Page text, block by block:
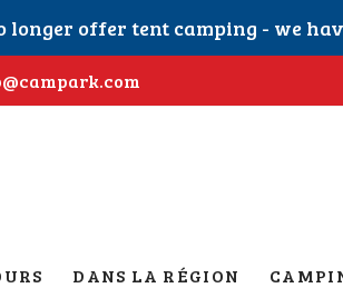
longer offer tent camping - we
DANS LA RÉGION